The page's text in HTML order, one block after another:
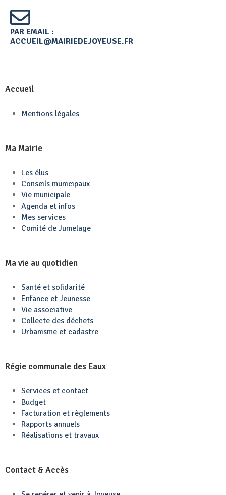
PAR EMAIL :
ACCUEIL@MAIRIEDEJOYEUSE.FR
Accueil
Mentions légales
Ma Mairie
Les élus
Conseils municipaux
Vie municipale
Agenda et infos
Mes services
Comité de Jumelage
Ma vie au quotidien
Santé et solidarité
Enfance et Jeunesse
Vie associative
Collecte des déchets
Urbanisme et cadastre
Régie communale des Eaux
Services et contact
Budget
Facturation et règlements
Rapports annuels
Réalisations et travaux
Contact & Accès